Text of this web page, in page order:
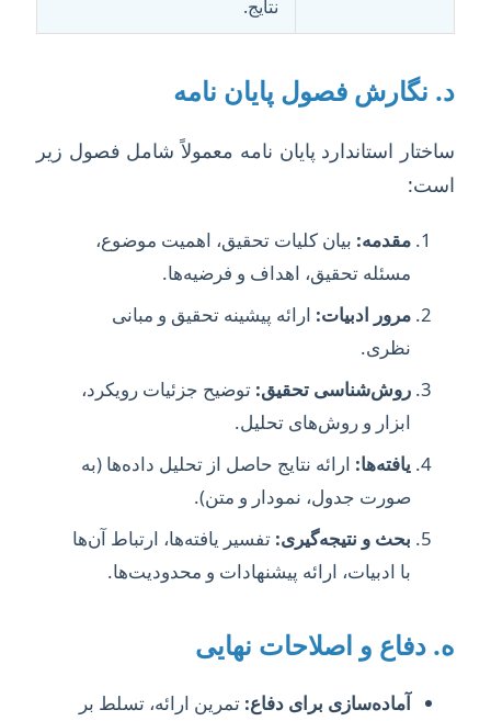
نتایج.
د. نگارش فصول پایان نامه
ساختار استاندارد پایان نامه معمولاً شامل فصول زیر
است:
مقدمه: بیان کلیات تحقیق، اهمیت موضوع،
مسئله تحقیق، اهداف و فرضیه‌ها.
مرور ادبیات: ارائه پیشینه تحقیق و مبانی
نظری.
روش‌شناسی تحقیق: توضیح جزئیات رویکرد،
ابزار و روش‌های تحلیل.
یافته‌ها: ارائه نتایج حاصل از تحلیل داده‌ها (به
صورت جدول، نمودار و متن).
بحث و نتیجه‌گیری: تفسیر یافته‌ها، ارتباط آن‌ها
با ادبیات، ارائه پیشنهادات و محدودیت‌ها.
ه. دفاع و اصلاحات نهایی
آماده‌سازی برای دفاع: تمرین ارائه، تسلط بر